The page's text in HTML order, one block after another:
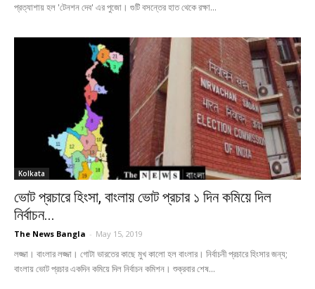
প্রত্যাশায় হল 'টেনশন দেব' এর পুজো। গুটি বসন্তের হাত থেকে রক্ষা...
Kolkata
ভোট প্রচারে হিংসা, বাংলায় ভোট প্রচার ১ দিন কমিয়ে দিল
নির্বাচন...
The News Bangla - May 15, 2019
লজ্জা। বাংলার লজ্জা। গোটা ভারতের কাছে মুখ কালো হল বাংলার। নির্বাচনী প্রচারে হিংসার জন্য;
বাংলায় ভোট প্রচার একদিন কমিয়ে দিল নির্বাচন কমিশন। শুক্রবার শেষ...